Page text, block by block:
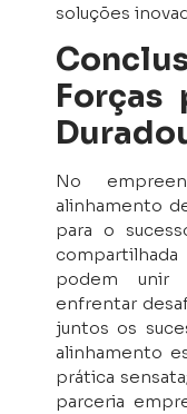
soluções
Forças
No
alinhamento
para o
podem unir
enfrentar
juntos os
alinhamento
prática
parceria